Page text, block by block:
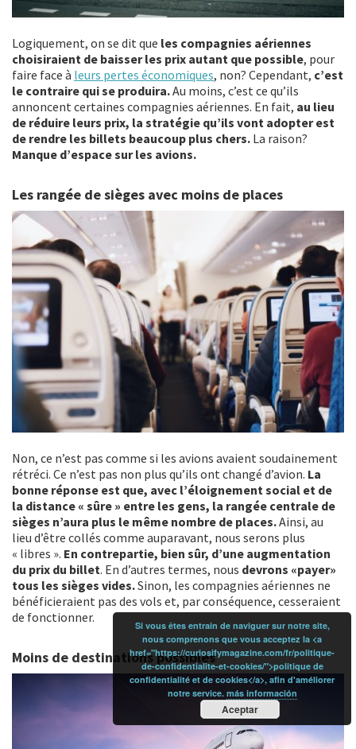
Logiquement, on se dit que les compagnies aériennes
choisiraient de baisser les prix autant que possible, pour
faire face à leurs pertes économiques, non? Cependant, c’est
le contraire qui se produira.Au moins, c’est ce qu’ils
annoncent certaines compagnies aériennes. En fait, au lieu
de réduire leurs prix, la stratégie qu’ils vont adopter est
de rendre les billets beaucoup plus chers. La raison?
Manque d’espace sur les avions.
Les rangée de sièges avec moins de places
Non, ce n’est pas comme si les avions avaient soudainement
rétréci. Ce n’est pas non plus qu’ils ont changé d’avion. La
bonne réponse est que, avec l’éloignement social et de
la distance « sûre » entre les gens, la rangée centrale de
sièges n’aura plus le même nombre de places.Ainsi, au
lieu d’être collés comme auparavant, nous serons plus
« libres ». En contrepartie, bien sûr, d’une augmentation
du prix du billet. En d’autres termes, nous devrons «payer»
tous les sièges vides.Sinon, les compagnies aériennes ne
bénéficieraient pas des vols et, par conséquence, cesseraient
de fonctionner.
Moins de destinations possibles
Si vous êtes entrain de naviguer sur notre site,
nous comprenons que vous acceptez la <a
href="https://curiosifymagazine.com/fr/politique-
de-confidentialite-et-cookies/">politique de
confidentialité et de cookies</a>, afin d'améliorer
notre service. más información
Aceptar